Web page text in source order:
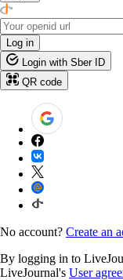
Log in
Login with Sber ID
QR code
No account? Create an
By logging in to
LiveJournal's User